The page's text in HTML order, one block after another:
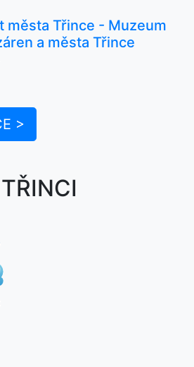
města Třince - Muzeum
a města Třince
>